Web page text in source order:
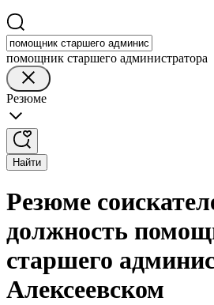
помощник старшего администратора
Резюме
Найти
Резюме
должность
старшего
Алексеевском